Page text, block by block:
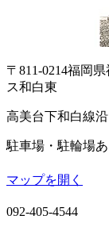
〒811-0214福岡県
ス和白東
高美台下和白線
駐車場・駐輪場あ
マップを開く
092-405-4544